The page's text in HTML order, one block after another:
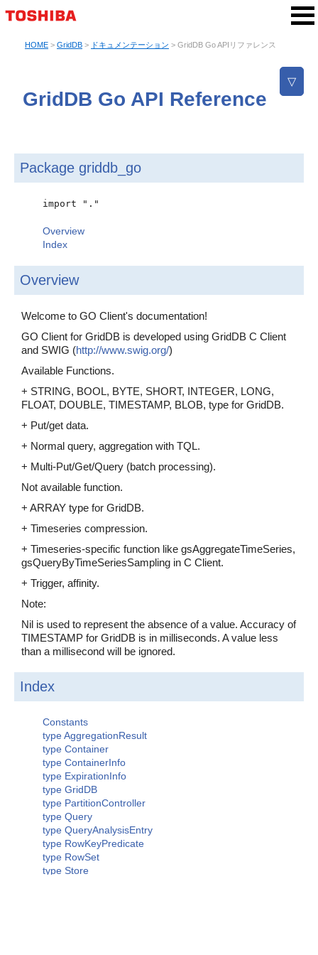
HOME > GridDB > ドキュメンテーション > GridDB Go APIリファレンス